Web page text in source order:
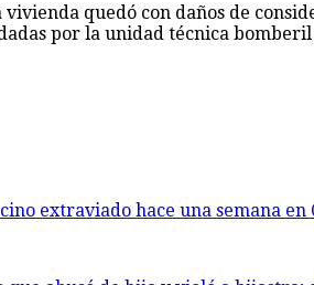
quedó con daños de
por la unidad técnica bomberil
extraviado hace una semana en